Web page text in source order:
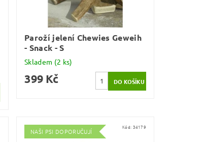
Paroží jelení Chewies Geweih
- Snack - S
Skladem (2 ks)
399 Kč
NAŠI PSI DOPORUČUJÍ
Kód: 34179